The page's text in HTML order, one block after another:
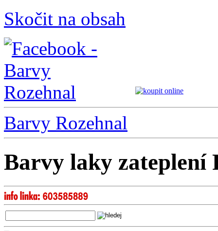
Skočit na obsah
Barvy Rozehnal
Barvy laky zateplení